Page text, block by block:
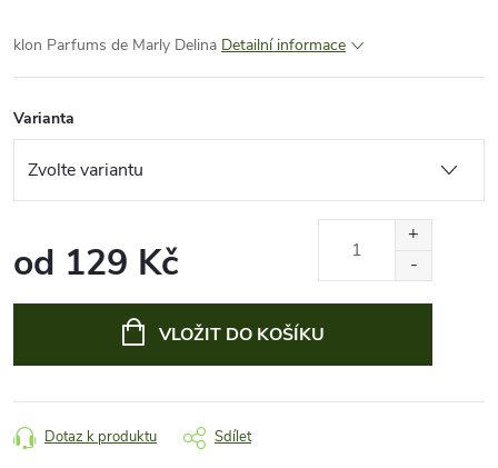
klon Parfums de Marly Delina Detailní informace
Varianta
od 129 Kč
VLOŽIT DO KOŠÍKU
Dotaz k produktu Sdílet